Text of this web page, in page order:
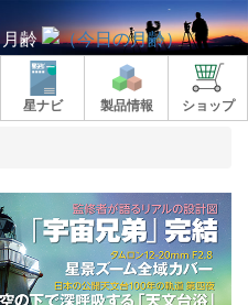
月齢
星ナビ 製品情報 ショップ